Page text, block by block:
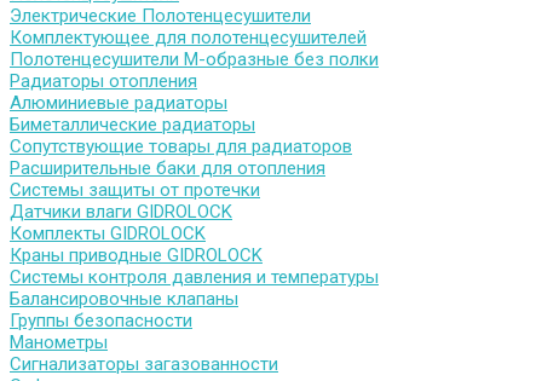
Электрические Полотенцесушители
Комплектующее для полотенцесушителей
Полотенцесушители М-образные без полки
Радиаторы отопления
Алюминиевые радиаторы
Биметаллические радиаторы
Сопутствующие товары для радиаторов
Расширительные баки для отопления
Системы защиты от протечки
Датчики влаги GIDROLOCK
Комплекты GIDROLOCK
Краны приводные GIDROLOCK
Системы контроля давления и температуры
Балансировочные клапаны
Группы безопасности
Манометры
Сигнализаторы загазованности